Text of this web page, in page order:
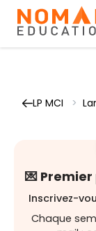
LP MCI >
💌
Inscrivez-
Chaque